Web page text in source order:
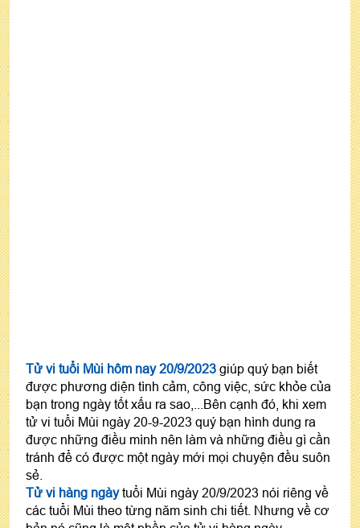
Tử vi tuổi Mùi hôm nay 20/9/2023 giúp quý bạn biết
được phương diện tình cảm, công việc, sức khỏe của
bạn trong ngày tốt xấu ra sao,...Bên cạnh đó, khi xem
tử vi tuổi Mùi ngày 20-9-2023 quý bạn hình dung ra
được những điều mình nên làm và những điều gì cần
tránh để có được một ngày mới mọi chuyện đều suôn
sẻ.
Tử vi hàng ngàytuổi Mùi ngày 20/9/2023 nói riêng về
các tuổi Mùi theo từng năm sinh chi tiết. Nhưng về cơ